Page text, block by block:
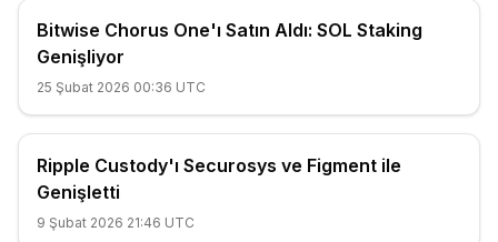
Bitwise Chorus One'ı Satın Aldı: SOL Staking
Genişliyor
25 Şubat 2026 00:36 UTC
Ripple Custody'ı Securosys ve Figment ile
Genişletti
9 Şubat 2026 21:46 UTC